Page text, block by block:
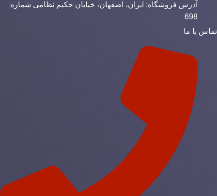
آدرس فروشگاه: ایران، اصفهان، خیابان حکیم نظامی شماره
698
با ما